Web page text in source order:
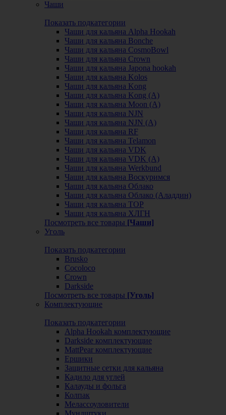
Чаши
Показать подкатегории
Чаши для кальяна Alpha Hookah
Чаши для кальяна Bonche
Чаши для кальяна CosmoBowl
Чаши для кальяна Crown
Чаши для кальяна Japona hookah
Чаши для кальяна Kolos
Чаши для кальяна Kong
Чаши для кальяна Kong (A)
Чаши для кальяна Moon (А)
Чаши для кальяна NJN
Чаши для кальяна NJN (А)
Чаши для кальяна RF
Чаши для кальяна Telamon
Чаши для кальяна VDK
Чаши для кальяна VDK (А)
Чаши для кальяна Werkbund
Чаши для кальяна Воскуримся
Чаши для кальяна Облако
Чаши для кальяна Облако (Аладдин)
Чаши для кальяна ТОР
Чаши для кальяна ХЛГН
Посмотреть все товары [Чаши]
Уголь
Показать подкатегории
Brusko
Cocoloco
Crown
Darkside
Посмотреть все товары [Уголь]
Комплектующие
Показать подкатегории
Alpha Hookah комплектующие
Darkside комплектующие
MattPear комплектующие
Ершики
Защитные сетки для кальяна
Кадило для углей
Калауды и фольга
Колпак
Мелассоуловители
Мундштуки